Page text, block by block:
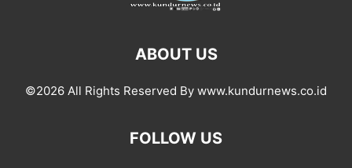
ABOUT US
©2026 All Rights Reserved By www.kundurnews.co.id
FOLLOW US